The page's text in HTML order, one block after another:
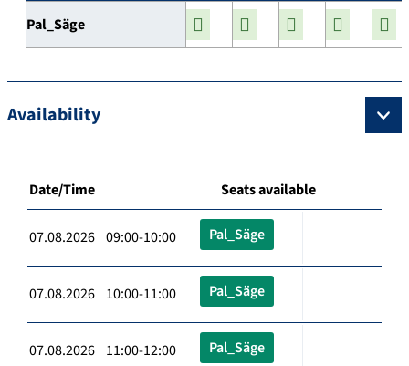
Pal_Säge
Availability
Date/Time Seats available
07.08.2026 09:00-10:00 Pal_Säge
07.08.2026 10:00-11:00 Pal_Säge
07.08.2026 11:00-12:00 Pal_Säge